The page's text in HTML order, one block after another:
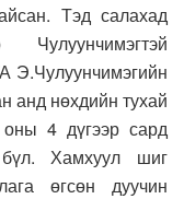
Тэд салахад
Э.Чулуунчимэгийн
анд нөхдийн тухай
4 дүгээр сард
Хамхуул шиг
өгсөн дуучин